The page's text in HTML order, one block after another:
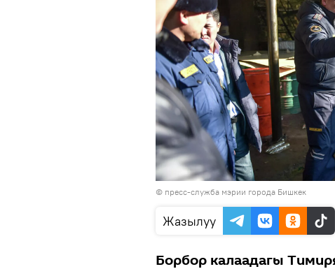
© пресс-служба мэрии города Бишкек
Жазылуу
Борбор калаадагы